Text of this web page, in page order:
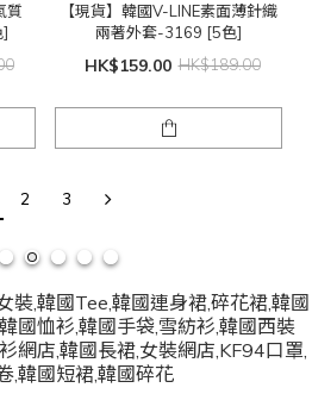
質
【現貨】韓國V-LINE素面薄針織
兩著外套-3169 [5色]
HK$159.00 HK$189.00
2 3